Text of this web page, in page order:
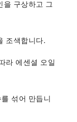
을 구상하고 그
조색합니다.
라 에센셜 오일
섞어 만듭니